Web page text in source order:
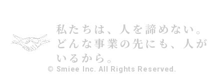
私たちは、人を諦めない。
どんな事業の先にも、人が
いるから。
© Smiee Inc. All Rights Reserved.